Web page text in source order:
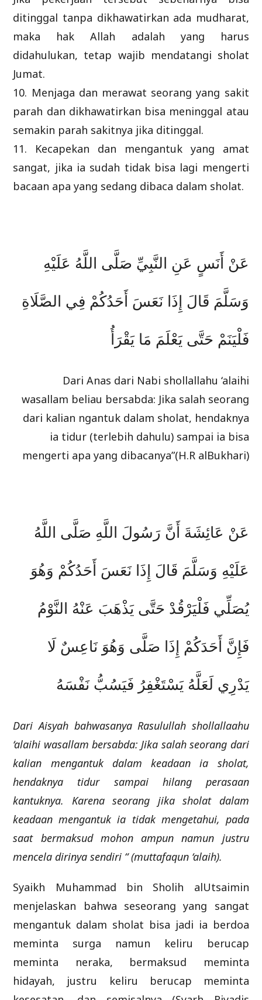
ditinggal tanpa dikhawatirkan ada mudharat,
maka hak Allah adalah yang harus
didahulukan, tetap wajib mendatangi sholat
Jumat.
10. Menjaga dan merawat seorang yang sakit
parah dan dikhawatirkan bisa meninggal atau
semakin parah sakitnya jika ditinggal.
11. Kecapekan dan mengantuk yang amat
sangat, jika ia sudah tidak bisa lagi mengerti
bacaan apa yang sedang dibaca dalam sholat.
عَنْ أَنَسٍ عَنِ النَّبِيِّ صَلَّى اللَّهُ عَلَيْهِ
وَسَلَّمَ قَالَ إِذَا نَعَسَ أَحَدُكُمْ فِي الصَّلَاةِ
فَلْيَنَمْ حَتَّى يَعْلَمَ مَا يَقْرَأُ
Dari Anas dari Nabi shollallahu ‘alaihi
wasallam beliau bersabda: Jika salah seorang
dari kalian ngantuk dalam sholat, hendaknya
ia tidur (terlebih dahulu) sampai ia bisa
mengerti apa yang dibacanya”(H.R alBukhari)
عَنْ عَائِشَةَ أَنَّ رَسُولَ اللَّهِ صَلَّى اللَّهُ
عَلَيْهِ وَسَلَّمَ قَالَ إِذَا نَعَسَ أَحَدُكُمْ وَهُوَ
يُصَلِّي فَلْيَرْقُدْ حَتَّى يَذْهَبَ عَنْهُ النَّوْمُ
فَإِنَّ أَحَدَكُمْ إِذَا صَلَّى وَهُوَ نَاعِسٌ لَا
يَدْرِي لَعَلَّهُ يَسْتَغْفِرُ فَيَسُبُّ نَفْسَهُ
Dari Aisyah bahwasanya Rasulullah shollallaahu
‘alaihi wasallam bersabda: Jika salah seorang dari
kalian mengantuk dalam keadaan ia sholat,
hendaknya tidur sampai hilang perasaan
kantuknya. Karena seorang jika sholat dalam
keadaan mengantuk ia tidak mengetahui, pada
saat bermaksud mohon ampun namun justru
mencela dirinya sendiri “ (muttafaqun ‘alaih).
Syaikh Muhammad bin Sholih alUtsaimin
menjelaskan bahwa seseorang yang sangat
mengantuk dalam sholat bisa jadi ia berdoa
meminta surga namun keliru berucap
meminta neraka, bermaksud meminta
hidayah, justru keliru berucap meminta